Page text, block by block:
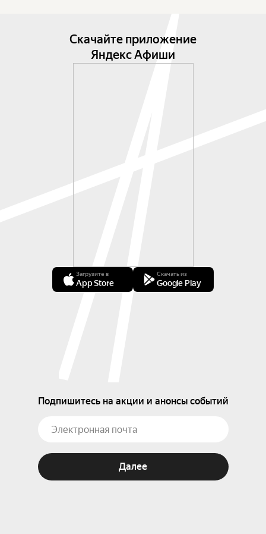
Скачайте приложение
Яндекс Афиши
Загрузите в
App Store
Скачать из
Google Play
Подпишитесь на акции и анонсы событий
Далее